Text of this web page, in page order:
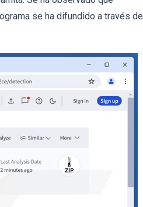
se ha difundido a través de